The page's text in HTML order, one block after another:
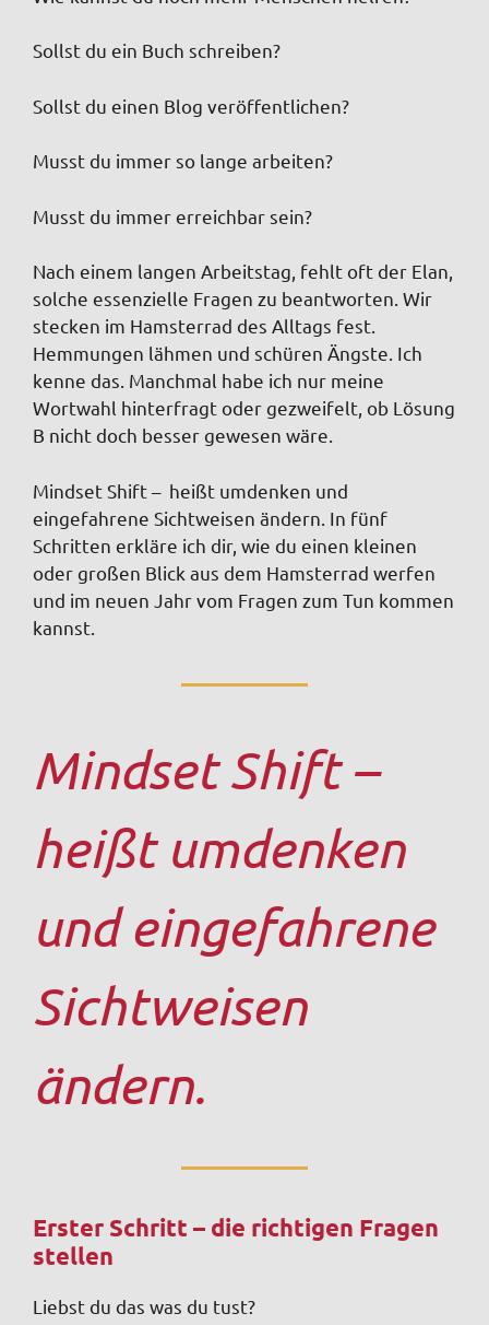
Sollst du ein Buch schreiben?
Sollst du einen Blog veröffentlichen?
Musst du immer so lange arbeiten?
Musst du immer erreichbar sein?
Nach einem langen Arbeitstag, fehlt oft der Elan,
solche essenzielle Fragen zu beantworten. Wir
stecken im Hamsterrad des Alltags fest.
Hemmungen lähmen und schüren Ängste. Ich
kenne das. Manchmal habe ich nur meine
Wortwahl hinterfragt oder gezweifelt, ob Lösung
B nicht doch besser gewesen wäre.
Mindset Shift – heißt umdenken und
eingefahrene Sichtweisen ändern. In fünf
Schritten erkläre ich dir, wie du einen kleinen
oder großen Blick aus dem Hamsterrad werfen
und im neuen Jahr vom Fragen zum Tun kommen
kannst.
Mindset Shift –
heißt umdenken
und eingefahrene
Sichtweisen
ändern.
Erster Schritt – die richtigen Fragen
stellen
Liebst du das was du tust?